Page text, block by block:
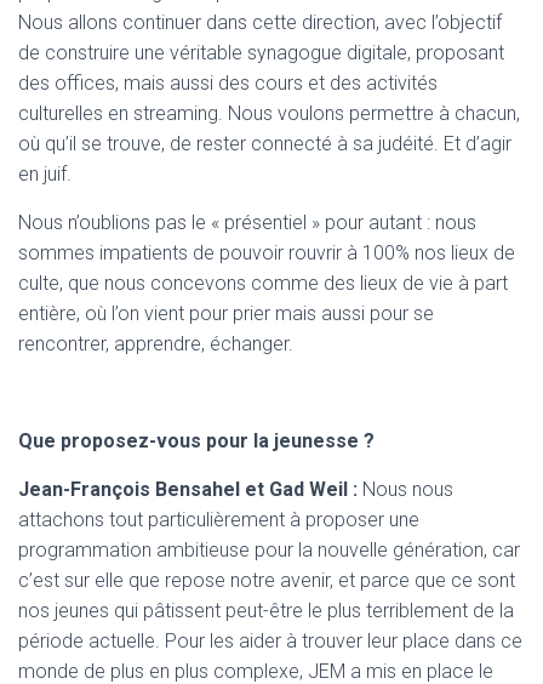
Nous allons continuer dans cette direction, avec l’objectif
de construire une véritable synagogue digitale, proposant
des offices, mais aussi des cours et des activités
culturelles en streaming. Nous voulons permettre à chacun,
où qu’il se trouve, de rester connecté à sa judéité. Et d’agir
en juif.
Nous n’oublions pas le « présentiel » pour autant : nous
sommes impatients de pouvoir rouvrir à 100% nos lieux de
culte, que nous concevons comme des lieux de vie à part
entière, où l’on vient pour prier mais aussi pour se
rencontrer, apprendre, échanger.
Que proposez-vous pour la jeunesse ?
Jean-François Bensahel et Gad Weil : Nous nous
attachons tout particulièrement à proposer une
programmation ambitieuse pour la nouvelle génération, car
c’est sur elle que repose notre avenir, et parce que ce sont
nos jeunes qui pâtissent peut-être le plus terriblement de la
période actuelle. Pour les aider à trouver leur place dans ce
monde de plus en plus complexe, JEM a mis en place le